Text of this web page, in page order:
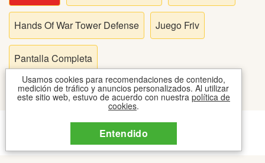
Puzzles
Logica
Arcade
Motos
Usamos cookies para recomendaciones de contenido,
medición de tráfico y anuncios personalizados. Al utilizar
este sitio web, estuvo de acuerdo con nuestra política de
cookies.
Entendido
Hands Of War Tower Defense Juego Friv
Pantalla Completa
CONTACTO COOKIES TOS
2026 © JUEGOSIPO JUEGOS